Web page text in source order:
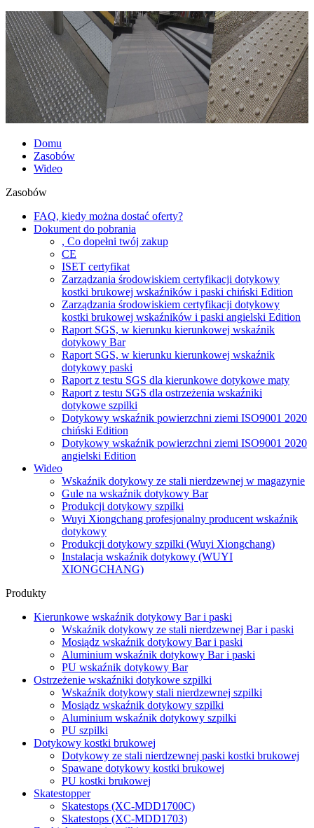
Domu
Zasobów
Wideo
Zasobów
FAQ, kiedy można dostać oferty?
Dokument do pobrania
, Co dopełni twój zakup
CE
ISET certyfikat
Zarządzania środowiskiem certyfikacji dotykowy
kostki brukowej wskaźników i paski chiński Edition
Zarządzania środowiskiem certyfikacji dotykowy
kostki brukowej wskaźników i paski angielski Edition
Raport SGS, w kierunku kierunkowej wskaźnik
dotykowy Bar
Raport SGS, w kierunku kierunkowej wskaźnik
dotykowy paski
Raport z testu SGS dla kierunkowe dotykowe maty
Raport z testu SGS dla ostrzeżenia wskaźniki
dotykowe szpilki
Dotykowy wskaźnik powierzchni ziemi ISO9001 2020
chiński Edition
Dotykowy wskaźnik powierzchni ziemi ISO9001 2020
angielski Edition
Wideo
Wskaźnik dotykowy ze stali nierdzewnej w magazynie
Gule na wskaźnik dotykowy Bar
Produkcji dotykowy szpilki
Wuyi Xiongchang profesjonalny producent wskaźnik
dotykowy
Produkcji dotykowy szpilki (Wuyi Xiongchang)
Instalacja wskaźnik dotykowy (WUYI
XIONGCHANG)
Produkty
Kierunkowe wskaźnik dotykowy Bar i paski
Wskaźnik dotykowy ze stali nierdzewnej Bar i paski
Mosiądz wskaźnik dotykowy Bar i paski
Aluminium wskaźnik dotykowy Bar i paski
PU wskaźnik dotykowy Bar
Ostrzeżenie wskaźniki dotykowe szpilki
Wskaźnik dotykowy stali nierdzewnej szpilki
Mosiądz wskaźnik dotykowy szpilki
Aluminium wskaźnik dotykowy szpilki
PU szpilki
Dotykowy kostki brukowej
Dotykowy ze stali nierdzewnej paski kostki brukowej
Spawane dotykowy kostki brukowej
PU kostki brukowej
Skatestopper
Skatestops (XC-MDD1700C)
Skatestops (XC-MDD1703)